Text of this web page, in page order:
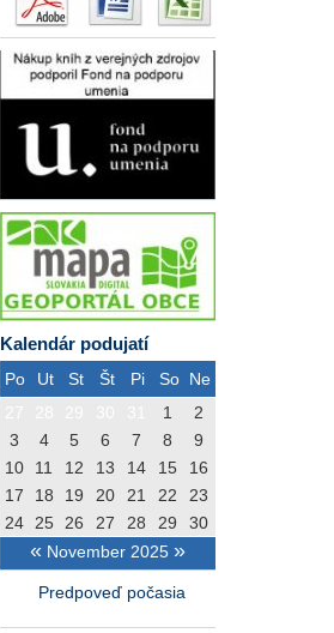
Kalendár podujatí
Po Ut St Št Pi So Ne
« November 2025 »
1
2
3
4 5 6 7 8
9
10
11 12 13 14 15
16
17
18 19 20 21 22
23
24
25 26 27 28 29 30
Predpoveď počasia